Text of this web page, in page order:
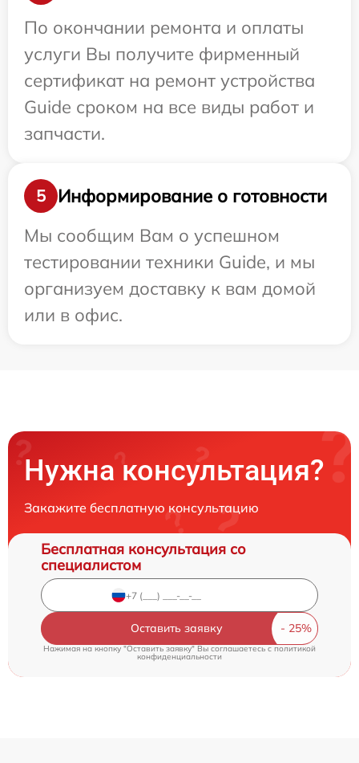
По окончании ремонта и оплаты
услуги Вы получите фирменный
сертификат на ремонт устройства
Guide сроком на все виды работ и
запчасти.
5
Информирование о готовности
Мы сообщим Вам о успешном
тестировании техники Guide, и мы
организуем доставку к вам домой
или в офис.
Нужна консультация?
Закажите бесплатную консультацию
Бесплатная консультация со
специалистом
Оставить заявку
Нажимая на кнопку "Оставить заявку" Вы соглашаетесь c политикой
конфиденциальности